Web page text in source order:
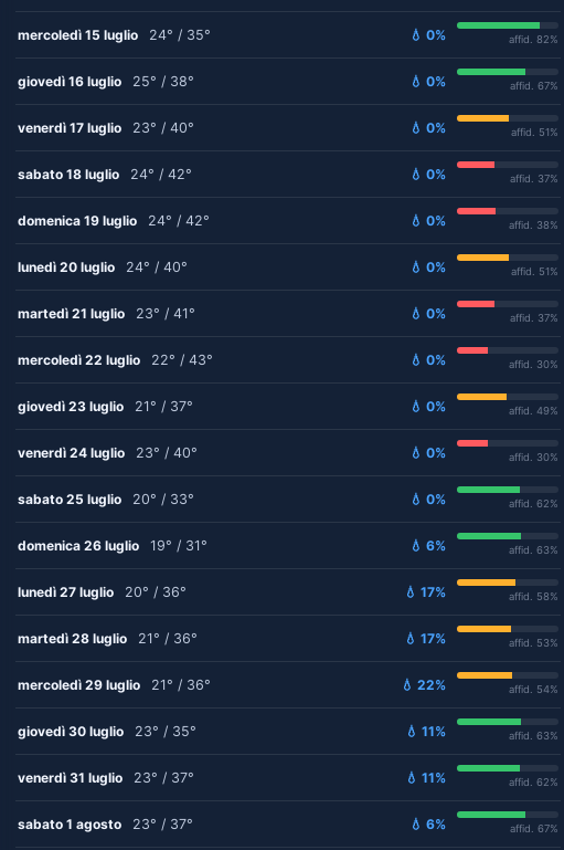
mercoledì 15 luglio 24° / 35° 💧 0% affid. 82%
giovedì 16 luglio 25° / 38° 💧 0% affid. 67%
venerdì 17 luglio 23° / 40° 💧 0% affid. 51%
sabato 18 luglio 24° / 42° 💧 0% affid. 37%
domenica 19 luglio 24° / 42° 💧 0% affid. 38%
lunedì 20 luglio 24° / 40° 💧 0% affid. 51%
martedì 21 luglio 23° / 41° 💧 0% affid. 37%
mercoledì 22 luglio 22° / 43° 💧 0% affid. 30%
giovedì 23 luglio 21° / 37° 💧 0% affid. 49%
venerdì 24 luglio 23° / 40° 💧 0% affid. 30%
sabato 25 luglio 20° / 33° 💧 0% affid. 62%
domenica 26 luglio 19° / 31° 💧 6% affid. 63%
lunedì 27 luglio 20° / 36° 💧 17% affid. 58%
martedì 28 luglio 21° / 36° 💧 17% affid. 53%
mercoledì 29 luglio 21° / 36° 💧 22% affid. 54%
giovedì 30 luglio 23° / 35° 💧 11% affid. 63%
venerdì 31 luglio 23° / 37° 💧 11% affid. 62%
sabato 1 agosto 23° / 37° 💧 6% affid. 67%